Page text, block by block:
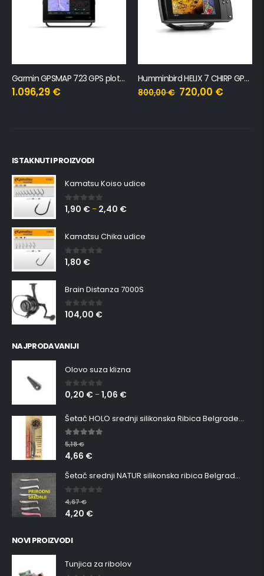
Garmin GPSMAP 723 GPS ploter s internom antenom (7″)
1.096,29 €
Humminbird HELIX 7 CHIRP GPS G4
800,00€ 720,00 €
ISTAKNUTI PROIZVODI
Kamatsu Koiso udice
0 out of 5
1,90 € – 2,40 €
Kamatsu Chika udice
0 out of 5
1,80 €
Brain Distanza 7000S
0out of 5
104,00 €
NAJPRODAVANIJI
Olovo suza klizna
0 out of 5
0,20 € –1,06 €
Šetač HOLO srednji silikonska Ribica Belgrade Walker
5.00out of 5
5,18€
4,66 €
Šetač srednji NATUR silikonska ribica Belgrade Walker
0 out of 5
4,67€
4,20 €
NOVI PROIZVODI
Tunjica za ribolov